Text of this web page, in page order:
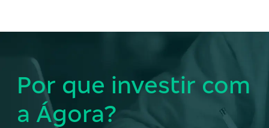
Por que investir com
a Ágora?